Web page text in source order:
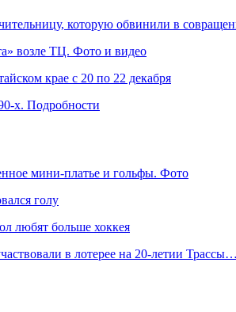
которую обвинили в
возле ТЦ. Фото и видео
крае с 20 по 22 декабря
х. Подробности
мини-платье и гольфы. Фото
голу
любят больше хоккея
в лотерее на 20-летии Трассы…